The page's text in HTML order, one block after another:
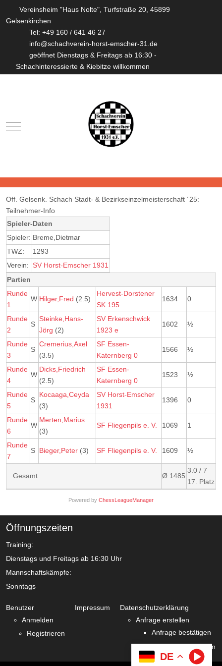
Vereinsheim "Haus Nolte", Turfstraße 20, 45899
Gelsenkirchen
Tel: +49 160 / 641 46 27
info@schachverein-horst-emscher-31.de
geöffnet Dienstags & Freitags ab 16:30 -
Schachinteressierte & Kiebitze willkommen
DE
Mobile Menu Toggle
Off. Gelsenk. Schach Stadt- & Bezirkseinzelmeisterschaft ´25:
Teilnehmer-Info
Spieler-Daten
Spieler: Breme,Dietmar
TWZ:
1293
Verein:
SV Horst-Emscher 1931
Partien
Runde
1
W Hilger,Fred (2.5)
Hervest-Dorstener
SK 195
1634 0
Runde
2
S
Steinke,Hans-
Jörg (2)
SV Erkenschwick
1923 e
1602 ½
Runde
3
S
Cremerius,Axel
(3.5)
SF Essen-
Katernberg 0
1566 ½
Runde
4
W
Dicks,Friedrich
(2.5)
SF Essen-
Katernberg 0
1523 ½
Runde
5
S
Kocaaga,Ceyda
(3)
SV Horst-Emscher
1931
1396 0
Runde
6
W
Merten,Marius
(3)
SF Fliegenpils e. V. 1069 1
Runde
7
S Bieger,Peter (3) SF Fliegenpils e. V. 1609 ½
Gesamt Ø 1485
3.0 / 7
17. Platz
Powered by ChessLeagueManager
Öffnungszeiten
Training:
Dienstags und Freitags ab 16:30 Uhr
Mannschaftskämpfe:
Sonntags
Benutzer
Anmelden
Registrieren
Impressum
Datenschutzerklärung
Anfrage erstellen
Anfrage bestätigen
Zustimmung verlängern